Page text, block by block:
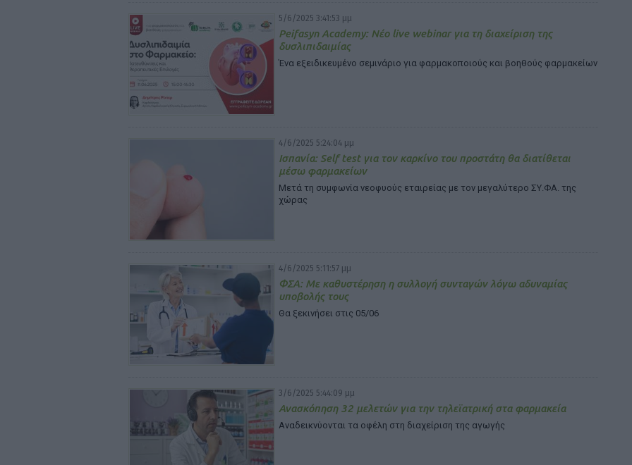
5/6/2025 3:41:53 μμ
Peifasyn Academy: Νέο live webinar για τη διαχείριση της
δυσλιπιδαιμίας
Ένα εξειδικευμένο σεμινάριο για φαρμακοποιούς και βοηθούς φαρμακείων
4/6/2025 5:24:04 μμ
Ισπανία: Self test για τον καρκίνο του προστάτη θα διατίθεται
μέσω φαρμακείων
Μετά τη συμφωνία νεοφυούς εταιρείας με τον μεγαλύτερο ΣΥ.ΦΑ. της
χώρας
4/6/2025 5:11:57 μμ
ΦΣΑ: Με καθυστέρηση η συλλογή συνταγών λόγω αδυναμίας
υποβολής τους
Θα ξεκινήσει στις 05/06
3/6/2025 5:44:09 μμ
Ανασκόπηση 32 μελετών για την τηλεϊατρική στα φαρμακεία
Αναδεικνύονται τα οφέλη στη διαχείριση της αγωγής